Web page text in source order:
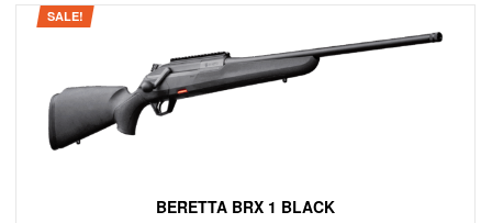
SALE!
BERETTA BRX 1 BLACK